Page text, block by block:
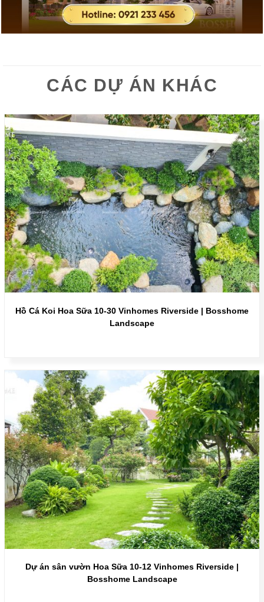
CÁC DỰ ÁN KHÁC
Hồ Cá Koi Hoa Sữa 10-30 Vinhomes Riverside | Bosshome
Landscape
Dự án sân vườn Hoa Sữa 10-12 Vinhomes Riverside |
Bosshome Landscape